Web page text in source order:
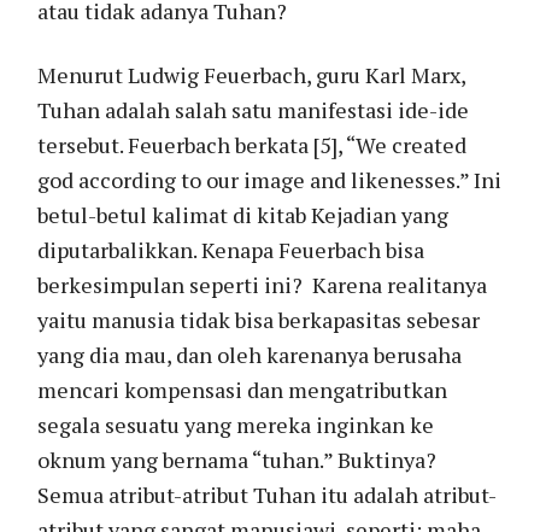
atau tidak adanya Tuhan?
Menurut Ludwig Feuerbach, guru Karl Marx,
Tuhan adalah salah satu manifestasi ide-ide
tersebut. Feuerbach berkata [5], “We created
god according to our image and likenesses.” Ini
betul-betul kalimat di kitab Kejadian yang
diputarbalikkan. Kenapa Feuerbach bisa
berkesimpulan seperti ini? Karena realitanya
yaitu manusia tidak bisa berkapasitas sebesar
yang dia mau, dan oleh karenanya berusaha
mencari kompensasi dan mengatributkan
segala sesuatu yang mereka inginkan ke
oknum yang bernama “tuhan.” Buktinya?
Semua atribut-atribut Tuhan itu adalah atribut-